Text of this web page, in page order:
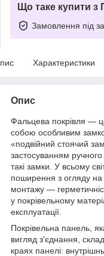
Що таке купити з
Замовлення під
Характеристики
Опис
Фальцева покрівля —
собою особливим
«подвійний стоячий
застосуванням
такі замки. У всьому
поширення з огляду на
монтажу —
у покрівельному
експлуатації.
Покрівельна панель,
вигляд з'єднання,
краях панелі: